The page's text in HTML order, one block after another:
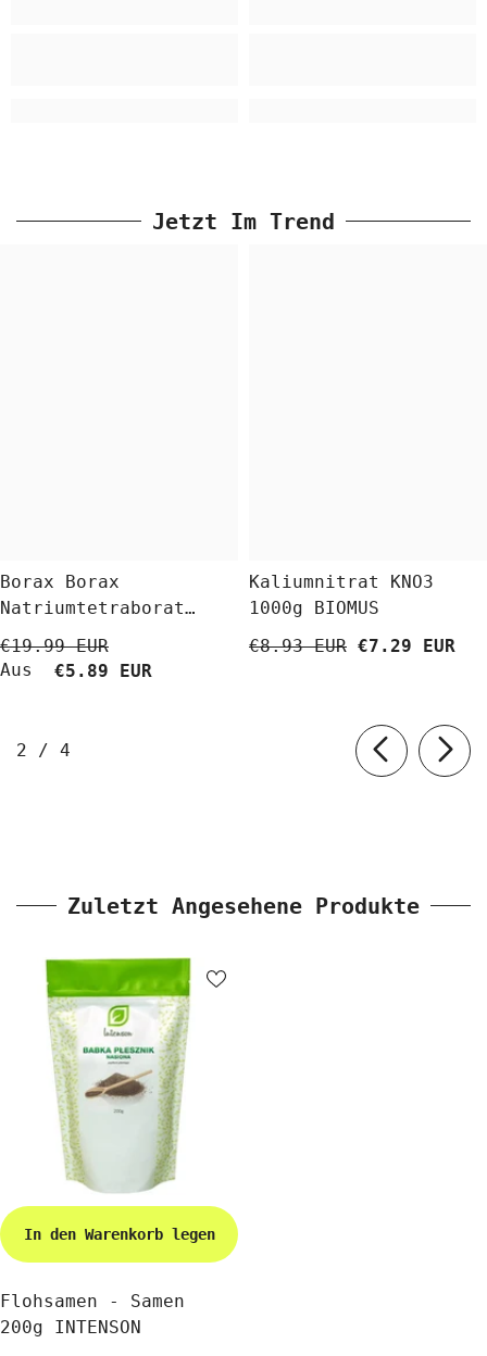
Jetzt Im Trend
Borax Borax
Natriumtetraborat
Decahydrat 5 Kg
BioLaboratorium
€19.99 EUR
Aus
€5.89 EUR
Kaliumnitrat KNO3
1000g BIOMUS
€8.93 EUR €7.29 EUR
2 / von
4
Zuletzt Angesehene Produkte
In den Warenkorb legen
Flohsamen - Samen
200g INTENSON